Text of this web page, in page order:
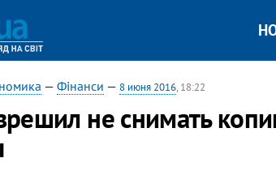
— Фінанси — 8 июня 2016, 18:22
не снимать